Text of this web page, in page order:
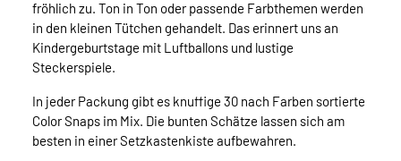
fröhlich zu. Ton in Ton oder passende Farbthemen werden
in den kleinen Tütchen gehandelt. Das erinnert uns an
Kindergeburtstage mit Luftballons und lustige
Steckerspiele.
In jeder Packung gibt es knuffige 30 nach Farben sortierte
Color Snaps im Mix. Die bunten Schätze lassen sich am
besten in einer Setzkastenkiste aufbewahren.